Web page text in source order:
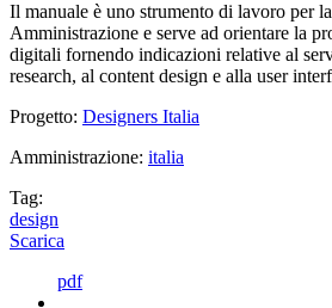
Il manuale è uno strumento di lavoro per
Amministrazione e serve ad orientare la
digitali fornendo indicazioni relative al
research, al content design e alla user
Progetto: Designers Italia
Amministrazione: italia
Tag:
design
Scarica
pdf